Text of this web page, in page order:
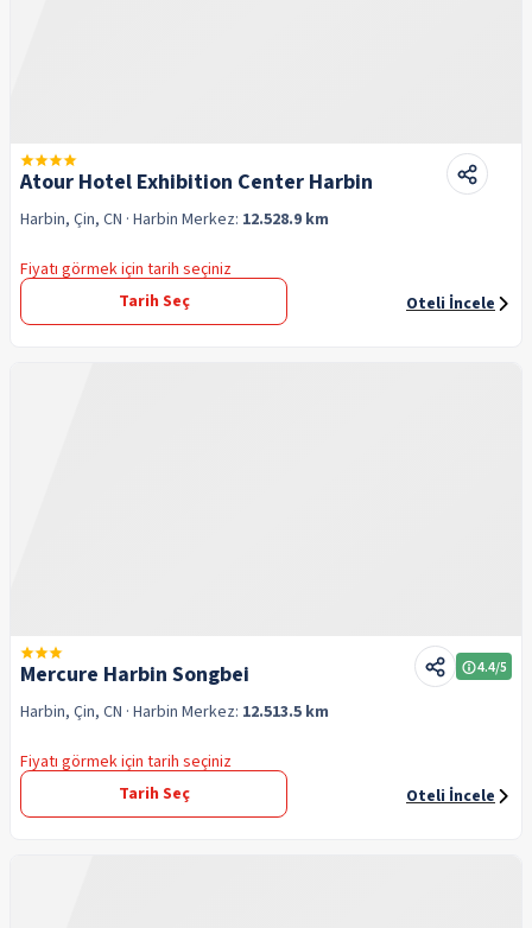
Atour Hotel Exhibition Center Harbin
Harbin, Çin, CN · Harbin Merkez: 12.528.9 km
Fiyatı görmek için tarih seçiniz
Tarih Seç
Oteli İncele
Mercure Harbin Songbei 4.4/5
Harbin, Çin, CN · Harbin Merkez: 12.513.5 km
Fiyatı görmek için tarih seçiniz
Tarih Seç
Oteli İncele